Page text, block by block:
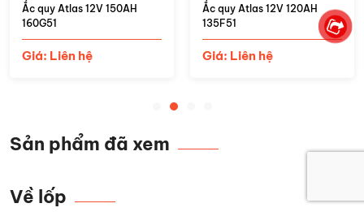
Ắc quy Atlas 12V 150AH
160G51
Giá: Liên hệ
Ắc quy Atlas 12V 120AH
135F51
Giá: Liên hệ
Sản phẩm đã xem
Về lốp